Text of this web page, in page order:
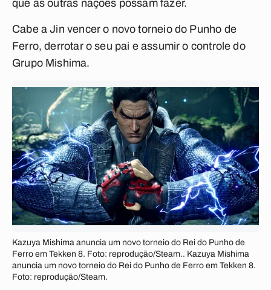
que as outras nações possam fazer.
Cabe a Jin vencer o novo torneio do Punho de
Ferro, derrotar o seu pai e assumir o controle do
Grupo Mishima.
Kazuya Mishima anuncia um novo torneio do Rei do Punho de
Ferro em Tekken 8. Foto: reprodução/Steam.. Kazuya Mishima
anuncia um novo torneio do Rei do Punho de Ferro em Tekken 8.
Foto: reprodução/Steam.